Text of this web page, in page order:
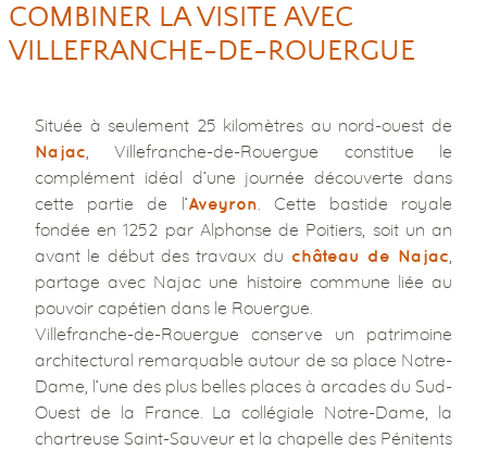
COMBINER LA VISITE AVEC
VILLEFRANCHE-DE-ROUERGUE
Située à seulement 25 kilomètres au nord-ouest de
Najac
, Villefranche-de-Rouergue constitue le
complément idéal d’une journée découverte dans
cette partie de l’Aveyron . Cette bastide royale
fondée en 1252 par Alphonse de Poitiers, soit un an
avant le début des travaux du château de Najac
partage avec Najac une histoire commune liée au
pouvoir capétien dans le Rouergue.
Villefranche-de-Rouergue conserve un patrimoine
architectural remarquable autour de sa place Notre-
Dame, l’une des plus belles places à arcades du Sud-
Ouest de la France. La collégiale Notre-Dame, la
chartreuse Saint-Sauveur et la chapelle des Pénitents